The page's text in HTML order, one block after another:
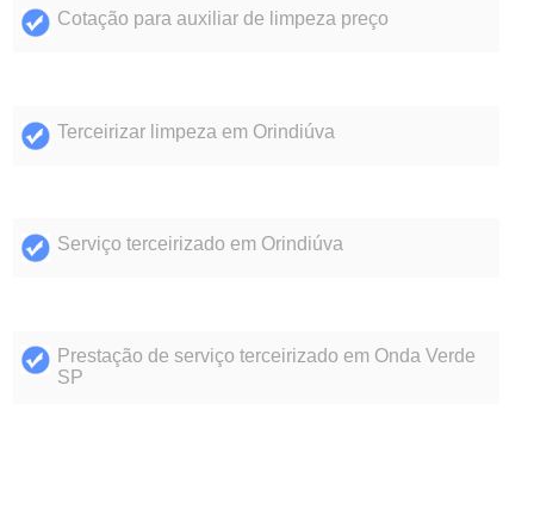
Cotação para auxiliar de limpeza preço
Terceirizar limpeza em Orindiúva
Serviço terceirizado em Orindiúva
Prestação de serviço terceirizado em Onda Verde
SP